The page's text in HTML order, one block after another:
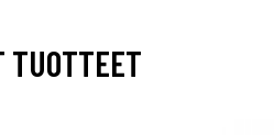
TUOTTEET